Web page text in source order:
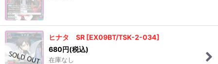
ヒナタ SR [EX09BT/TSK-2-034]
680円(税込)
在庫なし